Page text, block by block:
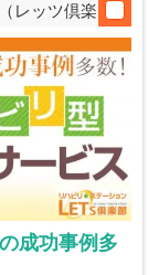
レッツ倶楽
成功事例多